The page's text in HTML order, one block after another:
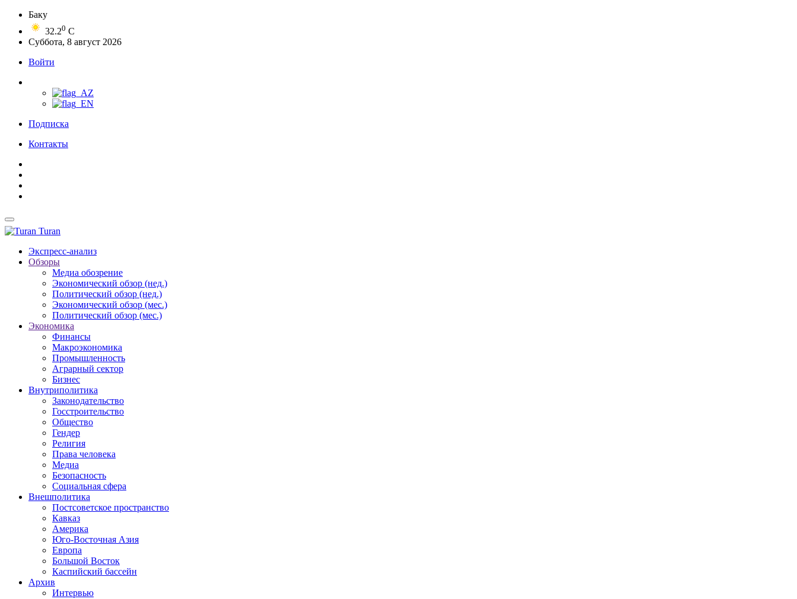
Баку
32.20 C
Суббота, 8 август 2026
Войти
Подписка
Контакты
Turan
Экспресс-анализ
Обзоры
Медиа обозрение
Экономический обзор (нед.)
Политический обзор (нед.)
Экономический обзор (мес.)
Политический обзор (мес.)
Экономика
Финансы
Макроэкономика
Промышленность
Аграрный сектор
Бизнес
Внутриполитика
Законодательство
Госстроительство
Общество
Гендер
Религия
Права человека
Медиа
Безопасность
Социальная сфера
Внешполитика
Постсоветское пространство
Кавказ
Америка
Юго-Восточная Азия
Европа
Большой Восток
Каспийский бассейн
Архив
Интервью